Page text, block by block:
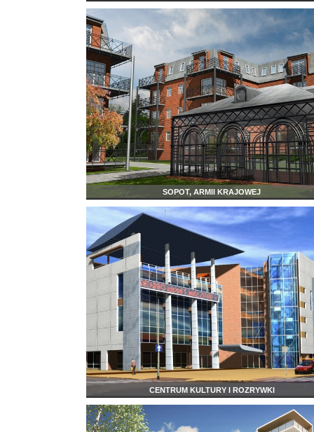
SOPOT, ARMII KRAJOWEJ
CENTRUM KULTURY I ROZRYWKI